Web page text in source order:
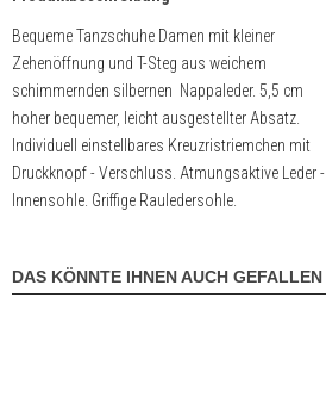
Bequeme Tanzschuhe Damen mit kleiner
Zehenöffnung und T-Steg aus weichem
schimmernden silbernen Nappaleder. 5,5 cm
hoher bequemer, leicht ausgestellter Absatz.
Individuell einstellbares Kreuzristriemchen mit
Druckknopf - Verschluss. Atmungsaktive Leder -
Innensohle. Griffige Rauledersohle.
DAS KÖNNTE IHNEN AUCH GEFALLEN